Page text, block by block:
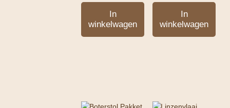
In
winkelwagen
In
winkelwagen